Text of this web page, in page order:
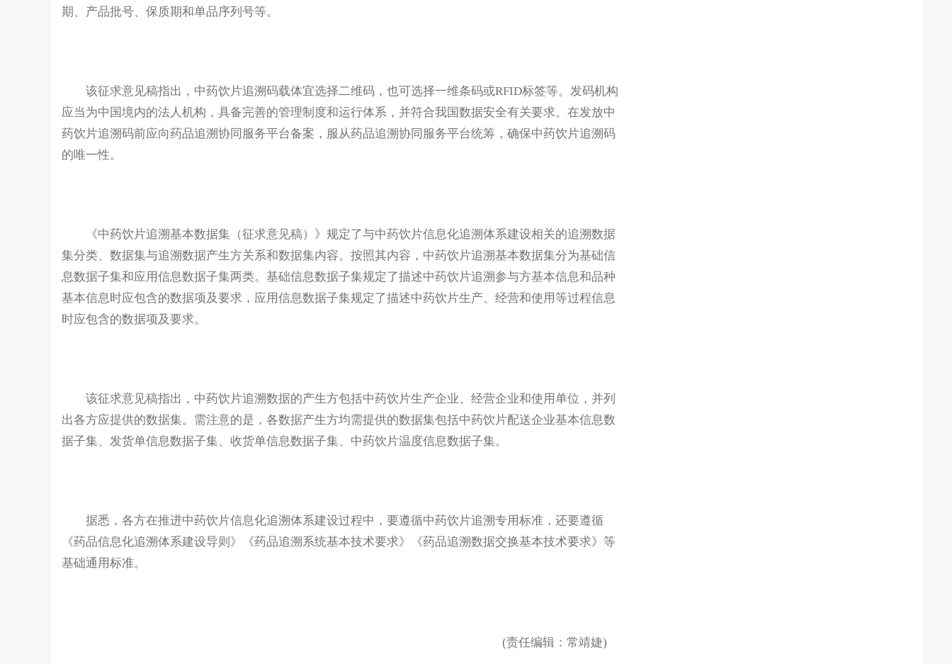
期、产品批号、保质期和单品序列号等。
该征求意见稿指出，中药饮片追溯码载体宜选择二维码，也可选择一维条码或RFID标签等。发码机构
应当为中国境内的法人机构，具备完善的管理制度和运行体系，并符合我国数据安全有关要求。在发放中
药饮片追溯码前应向药品追溯协同服务平台备案，服从药品追溯协同服务平台统筹，确保中药饮片追溯码
的唯一性。
《中药饮片追溯基本数据集（征求意见稿）》规定了与中药饮片信息化追溯体系建设相关的追溯数据
集分类、数据集与追溯数据产生方关系和数据集内容。按照其内容，中药饮片追溯基本数据集分为基础信
息数据子集和应用信息数据子集两类。基础信息数据子集规定了描述中药饮片追溯参与方基本信息和品种
基本信息时应包含的数据项及要求，应用信息数据子集规定了描述中药饮片生产、经营和使用等过程信息
时应包含的数据项及要求。
该征求意见稿指出，中药饮片追溯数据的产生方包括中药饮片生产企业、经营企业和使用单位，并列
出各方应提供的数据集。需注意的是，各数据产生方均需提供的数据集包括中药饮片配送企业基本信息数
据子集、发货单信息数据子集、收货单信息数据子集、中药饮片温度信息数据子集。
据悉，各方在推进中药饮片信息化追溯体系建设过程中，要遵循中药饮片追溯专用标准，还要遵循
《药品信息化追溯体系建设导则》《药品追溯系统基本技术要求》《药品追溯数据交换基本技术要求》等
基础通用标准。
(责任编辑：常靖婕)